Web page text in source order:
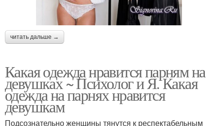
читать дальше →
Какая одежда нравится парням на
девушках ~ Психолог и Я. Какая
одежда на парнях нравится
девушкам
Подсознательно женщины тянутся к респектабельным